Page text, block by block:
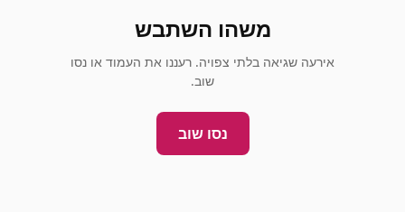
משהו השתבש
אירעה שגיאה בלתי צפויה. רעננו את העמוד או נסו
שוב.
נסו שוב